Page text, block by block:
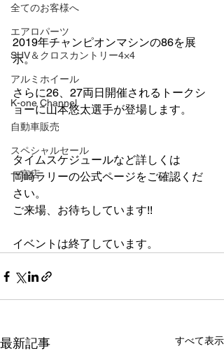
全てのお客様へ
エアロパーツ
SUV＆クロスカントリー4×4
アルミホイール
K-one Channel
自動車販売
スペシャルセール
一宮店
2019年チャンピオンマシンの86を展
示。
さらに26、27両日開催されるトークシ
ョーに山本悠太選手が登場します。
タイムスケジュールなど詳しくは
岡崎ラリーの公式ページをご確認くだ
さい。
ご来場、お待ちしています!!
イベントは終了しています。
最新記事 すべて表示